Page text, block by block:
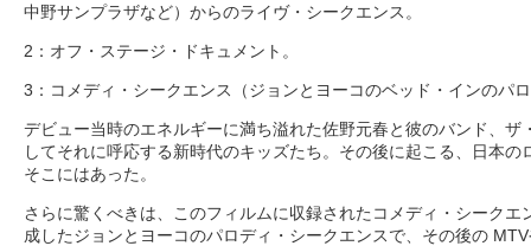
中野サンプラザなど）からのライヴ・シークエンス。
2：オフ・ステージ・ドキュメント。
3：コメディ・シークエンス（ジョンとヨーコのベッド・インのパ
デビュー当時のエネルギーに満ち溢れた佐野元春と彼のバンド、ザ
してそれに呼応する新時代のキッズたち。その後に起こる、日本
そこにはあった。
さらに驚くべきは、このフィルムに収録されたコメディ・シークエ
成したジョンとヨーコのパロディ・シークエンスで、その後の